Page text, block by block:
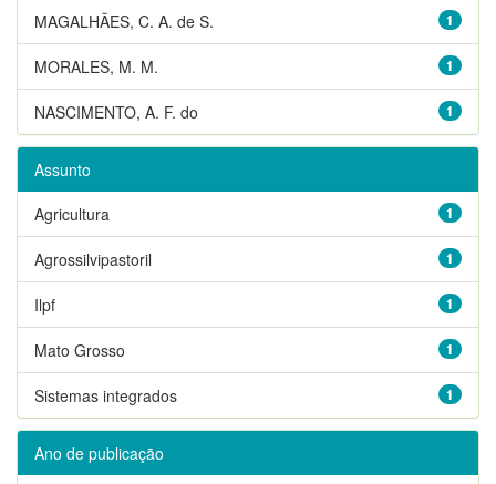
1
MAGALHÃES, C. A. de S.
1
MORALES, M. M.
1
NASCIMENTO, A. F. do
Assunto
1
Agricultura
1
Agrossilvipastoril
1
Ilpf
1
Mato Grosso
1
Sistemas integrados
Ano de publicação